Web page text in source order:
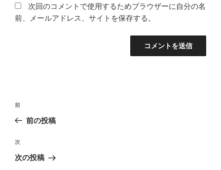
次回のコメントで使用するためブラウザーに自分の名
前、メールアドレス、サイトを保存する。
投
ビ
ゲ
前
の
稿
前
前の投稿
次
の
次
次の投稿